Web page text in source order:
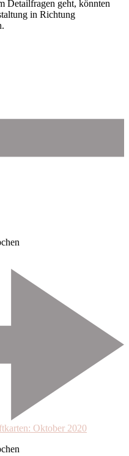
Detailfragen geht, könnten
in Richtung
Oktober 2020